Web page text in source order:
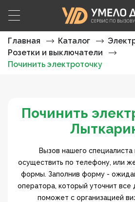
Главная Каталог
Розетки и выключатели
Починить электроточку
Починить
Вызов нашего специалиста
осуществить по телефону, или
формы. Заполнив форму -
оператора, который уточнит
поможет с организацией